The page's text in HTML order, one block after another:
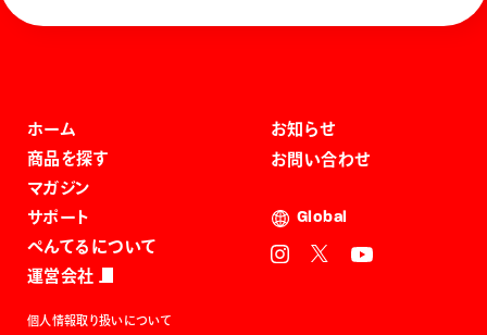
ホーム
商品を探す
マガジン
サポート
ぺんてるについて
運営会社
お知らせ
お問い合わせ
Global
個人情報取り扱いについて